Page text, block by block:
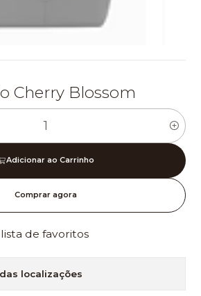
Cherry Blossom
Adicionar ao Carrinho
Comprar agora
de favoritos
localizações